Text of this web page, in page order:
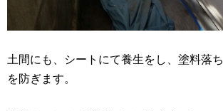
土間にも、シートにて養生をし、塗料落ち
を防ぎます。